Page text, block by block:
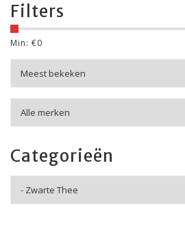
Filters
Min: €0
Categorieën